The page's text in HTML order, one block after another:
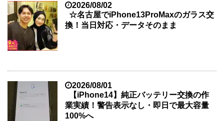
2026/08/02
☆名古屋でiPhone13ProMaxのガラス交
換！当日対応・データそのまま
2026/08/01
【iPhone14】純正バッテリー交換の作
業実績！警告表示なし・即日で最大容量
100%へ